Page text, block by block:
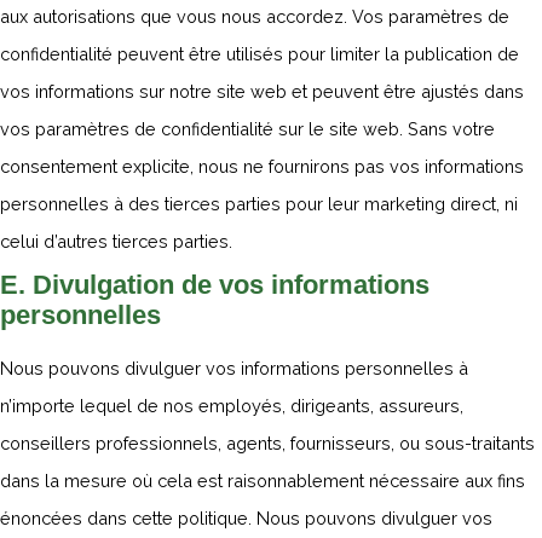
aux autorisations que vous nous accordez. Vos paramètres de
confidentialité peuvent être utilisés pour limiter la publication de
vos informations sur notre site web et peuvent être ajustés dans
vos paramètres de confidentialité sur le site web. Sans votre
consentement explicite, nous ne fournirons pas vos informations
personnelles à des tierces parties pour leur marketing direct, ni
celui d’autres tierces parties.
E. Divulgation de vos informations
personnelles
Nous pouvons divulguer vos informations personnelles à
n’importe lequel de nos employés, dirigeants, assureurs,
conseillers professionnels, agents, fournisseurs, ou sous-traitants
dans la mesure où cela est raisonnablement nécessaire aux fins
énoncées dans cette politique. Nous pouvons divulguer vos